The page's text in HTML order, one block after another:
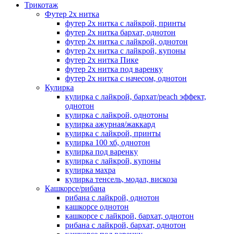
Трикотаж
Футер 2х нитка
футер 2х нитка с лайкрой, принты
футер 2х нитка бархат, однотон
футер 2х нитка с лайкрой, однотон
футер 2х нитка с лайкрой, купоны
футер 2х нитка Пике
футер 2х нитка под варенку
футер 2х нитка с начесом, однотон
Кулирка
кулирка с лайкрой, бархат/peach эффект,
однотон
кулирка с лайкрой, однотоны
кулирка ажурная/жаккард
кулирка с лайкрой, принты
кулирка 100 хб, однотон
кулирка под варенку
кулирка с лайкрой, купоны
кулирка махра
кулирка тенсель, модал, вискоза
Кашкорсе/рибана
рибана с лайкрой, однотон
кашкорсе однотон
кашкорсе с лайкрой, бархат, однотон
рибана с лайкрой, бархат, однотон